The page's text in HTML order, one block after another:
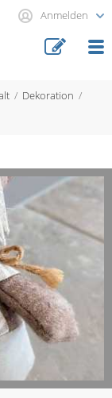
Anmelden
Dekoration